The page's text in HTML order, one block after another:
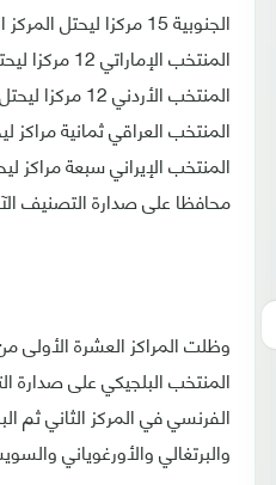
المنتخب الإيراني سبعة مراكز
محافظا على صدارة التصنيف
وظلت المراكز العشرة الأولى
المنتخب البلجيكي على صدارة
الفرنسي في المركز الثاني ثم
والبرتغالي والأورغوياني